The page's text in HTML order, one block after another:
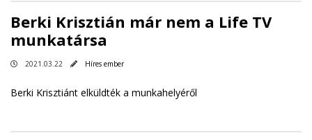
Berki Krisztián már nem a Life TV
munkatársa
2021.03.22 Híres ember
Berki Krisztiánt elküldték a munkahelyéről